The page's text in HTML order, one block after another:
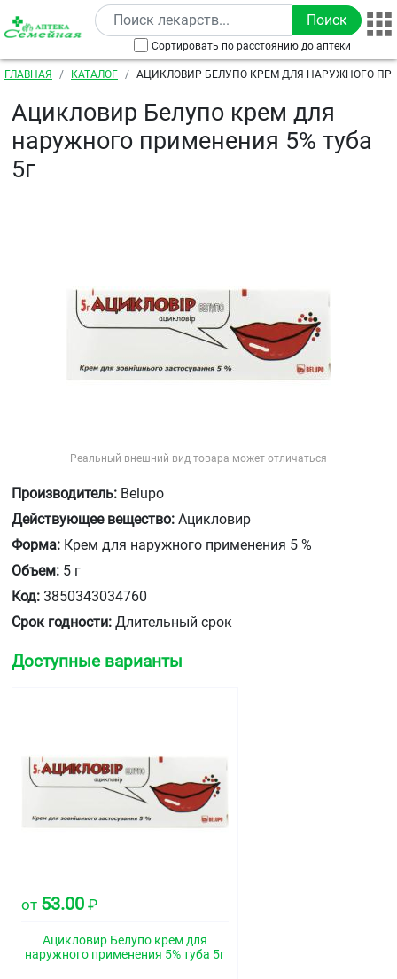
Перейти к основному содержанию
Сортировать по расстоянию до аптеки
Строка навигации
ГЛАВНАЯ КАТАЛОГ
АЦИКЛОВИР БЕЛУПО КРЕМ ДЛЯ НАРУЖНОГО
Ацикловир Белупо крем для
наружного применения 5% туба
5г
Реальный внешний вид товара может отличаться
Производитель: Belupo
Действующее вещество: Ацикловир
Форма: Крем для наружного применения 5 %
Объем: 5 г
Код: 3850343034760
Срок годности: Длительный срок
Доступные варианты
от 53.00 ₽
Ацикловир Белупо крем для
наружного применения 5% туба 5г